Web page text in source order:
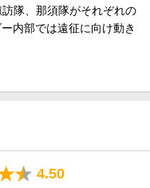
隊、那須隊がそれぞれの
内部では遠征に向け動き
4.50